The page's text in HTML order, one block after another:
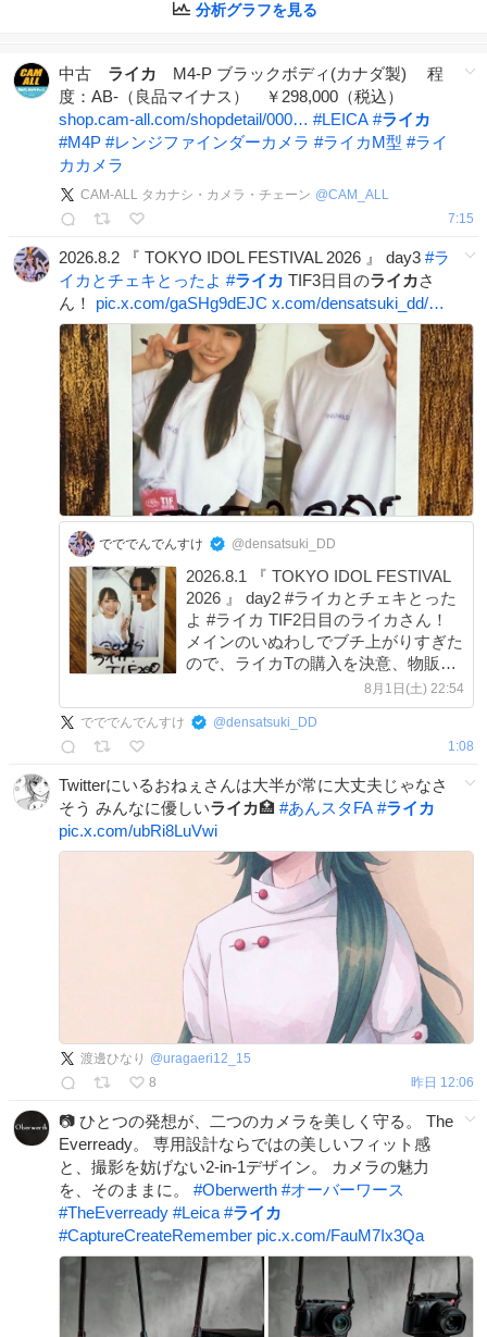
分析グラフを見る
中古 ライカ M4-P ブラックボディ(カナダ製) 程
度：AB-（良品マイナス） ￥298,000（税込）
shop.cam-all.com/shopdetail/000… #LEICA #ライカ
#M4P #レンジファインダーカメラ #ライカM型 #ライ
カカメラ
CAM-ALL タカナシ・カメラ・チェーン @CAM_ALL
7:15
2026.8.2 『 TOKYO IDOL FESTIVAL 2026 』 day3 #ラ
イカとチェキとったよ #ライカ TIF3日目のライカさ
ん！ pic.x.com/gaSHg9dEJC x.com/densatsuki_dd/…
でででんでんすけ @densatsuki_DD
2026.8.1 『 TOKYO IDOL FESTIVAL
2026 』 day2 #ライカとチェキとった
よ #ライカ TIF2日目のライカさん！
メインのいぬわしでブチ上がりすぎた
ので、ライカTの購入を決意、物販に
行ったらライカTラス1だったらし
く…危なかったぁ🙄 やっぱりでっか
いステージで観るいぬわしも格別です
8月1日(土) 22:54
でででんでんすけ @densatsuki_DD
1:08
Twitterにいるおねぇさんは大半が常に大丈夫じゃなさ
そう みんなに優しいライカ🏥 #あんスタFA #ライカ
pic.x.com/ubRi8LuVwi
渡邊ひなり @uragaeri12_15
8
昨日 12:06
📷 ひとつの発想が、二つのカメラを美しく守る。 The
Everready。 専用設計ならではの美しいフィット感
と、撮影を妨げない2-in-1デザイン。 カメラの魅力
を、そのままに。 #Oberwerth #オーバーワース
#TheEverready #Leica #ライカ
#CaptureCreateRemember pic.x.com/FauM7Ix3Qa